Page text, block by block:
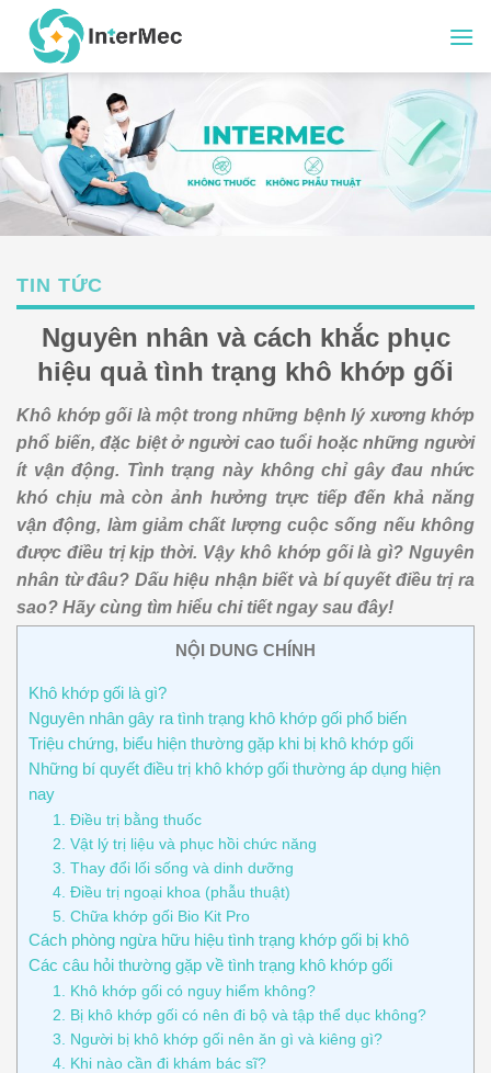
content
TIN TỨC
Nguyên nhân và cách khắc phục
hiệu quả tình trạng khô khớp gối
Khô khớp gối là một trong những bệnh lý xương khớp
phổ biến, đặc biệt ở người cao tuổi hoặc những người
ít vận động. Tình trạng này không chỉ gây đau nhức
khó chịu mà còn ảnh hưởng trực tiếp đến khả năng
vận động, làm giảm chất lượng cuộc sống nếu không
được điều trị kịp thời. Vậy khô khớp gối là gì? Nguyên
nhân từ đâu? Dấu hiệu nhận biết và bí quyết điều trị ra
sao? Hãy cùng tìm hiểu chi tiết ngay sau đây!
NỘI DUNG CHÍNH
Khô khớp gối là gì?
Nguyên nhân gây ra tình trạng khô khớp gối phổ biến
Triệu chứng, biểu hiện thường gặp khi bị khô khớp gối
Những bí quyết điều trị khô khớp gối thường áp dụng hiện
nay
1. Điều trị bằng thuốc
2. Vật lý trị liệu và phục hồi chức năng
3. Thay đổi lối sống và dinh dưỡng
4. Điều trị ngoại khoa (phẫu thuật)
5. Chữa khớp gối Bio Kit Pro
Cách phòng ngừa hữu hiệu tình trạng khớp gối bị khô
Các câu hỏi thường gặp về tình trạng khô khớp gối
1. Khô khớp gối có nguy hiểm không?
2. Bị khô khớp gối có nên đi bộ và tập thể dục không?
3. Người bị khô khớp gối nên ăn gì và kiêng gì?
4. Khi nào cần đi khám bác sĩ?